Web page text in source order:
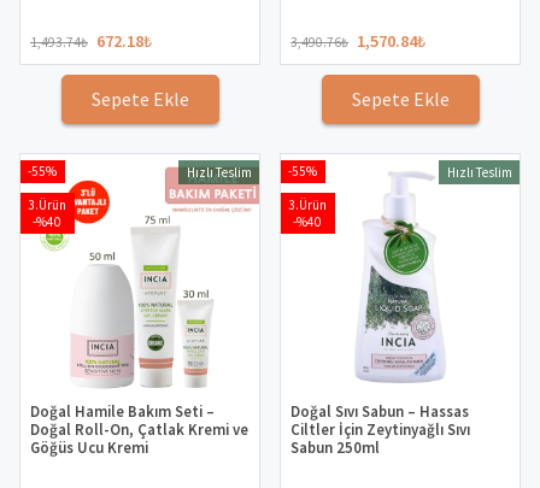
1,493.74₺ 672.18₺
Sepete Ekle
3,490.76₺ 1,570.84₺
Sepete Ekle
-55%
3.Ürün
-%40
Hızlı Teslim
Doğal Hamile Bakım Seti –
Doğal Roll-On, Çatlak Kremi ve
Göğüs Ucu Kremi
-55%
3.Ürün
-%40
Hızlı Teslim
Doğal Sıvı Sabun – Hassas
Ciltler İçin Zeytinyağlı Sıvı
Sabun 250ml